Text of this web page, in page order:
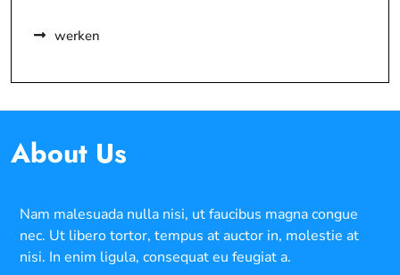
werken
About Us
Nam malesuada nulla nisi, ut faucibus magna congue
nec. Ut libero tortor, tempus at auctor in, molestie at
nisi. In enim ligula, consequat eu feugiat a.